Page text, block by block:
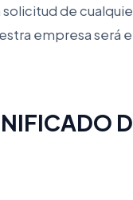
solicitud de
empresa